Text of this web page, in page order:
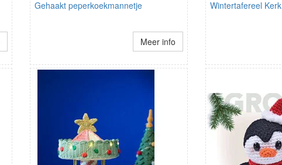
Gehaakt peperkoekmannetje
Meer info
Wintertafereel Kerk